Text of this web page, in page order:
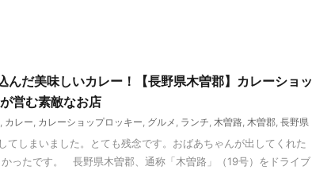
んだ美味しいカレー！【長野県木曽郡】カレーショッ
営む素敵なお店
, カレー, カレーショップロッキー, グルメ , ランチ, 木曽路, 木曽郡, 長野県
てしまいました。とても残念です。おばあちゃんが出してくれた
かったです。 長野県木曽郡、通称「木曽路」（19号）をドライブ